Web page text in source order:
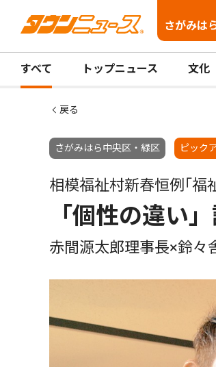
さがみは
すべて トップニュース 文化
戻る
さがみはら中央区・緑区 ピック
相模福祉村新春恒例｢福
「個性の違い
赤間源太郎理事長×鈴々